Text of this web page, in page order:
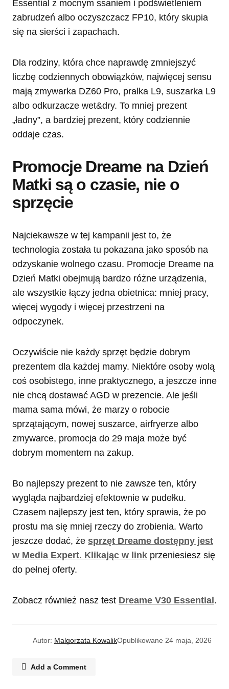
Essential z mocnym ssaniem i podświetleniem
zabrudzeń albo oczyszczacz FP10, który skupia
się na sierści i zapachach.
Dla rodziny, która chce naprawdę zmniejszyć
liczbę codziennych obowiązków, najwięcej sensu
mają zmywarka DZ60 Pro, pralka L9, suszarka L9
albo odkurzacze wet&dry. To mniej prezent
„ładny”, a bardziej prezent, który codziennie
oddaje czas.
Promocje Dreame na Dzień
Matki są o czasie, nie o
sprzęcie
Najciekawsze w tej kampanii jest to, że
technologia została tu pokazana jako sposób na
odzyskanie wolnego czasu. Promocje Dreame na
Dzień Matki obejmują bardzo różne urządzenia,
ale wszystkie łączy jedna obietnica: mniej pracy,
więcej wygody i więcej przestrzeni na
odpoczynek.
Oczywiście nie każdy sprzęt będzie dobrym
prezentem dla każdej mamy. Niektóre osoby wolą
coś osobistego, inne praktycznego, a jeszcze inne
nie chcą dostawać AGD w prezencie. Ale jeśli
mama sama mówi, że marzy o robocie
sprzątającym, nowej suszarce, airfryerze albo
zmywarce, promocja do 29 maja może być
dobrym momentem na zakup.
Bo najlepszy prezent to nie zawsze ten, który
wygląda najbardziej efektownie w pudełku.
Czasem najlepszy jest ten, który sprawia, że po
prostu ma się mniej rzeczy do zrobienia. Warto
jeszcze dodać, że sprzęt Dreame dostępny jest
w Media Expert. Klikając w link przeniesiesz się
do pełnej oferty.
Zobacz również nasz test Dreame V30 Essential.
Autor: Malgorzata KowalikOpublikowane 24 maja, 2026
Add a Comment